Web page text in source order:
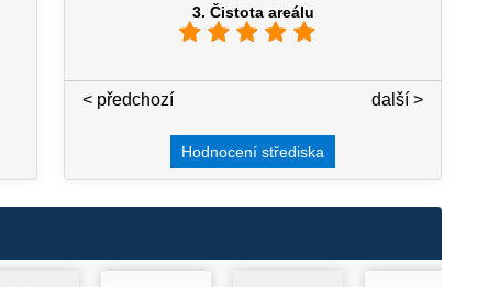
3. Čistota areálu
další >
< předchozí
Hodnocení střediska